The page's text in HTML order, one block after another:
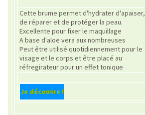
Cette brume permet d'hydrater d'apaiser,
de réparer et de protéger la peau.
Excellente pour fixer le maquillage
A base d'aloe vera aux nombreuses
Peut être utilisé quotidiennement pour le
visage et le corps et être placé au
réfregirateur pour un effet tonique
Je découvre !